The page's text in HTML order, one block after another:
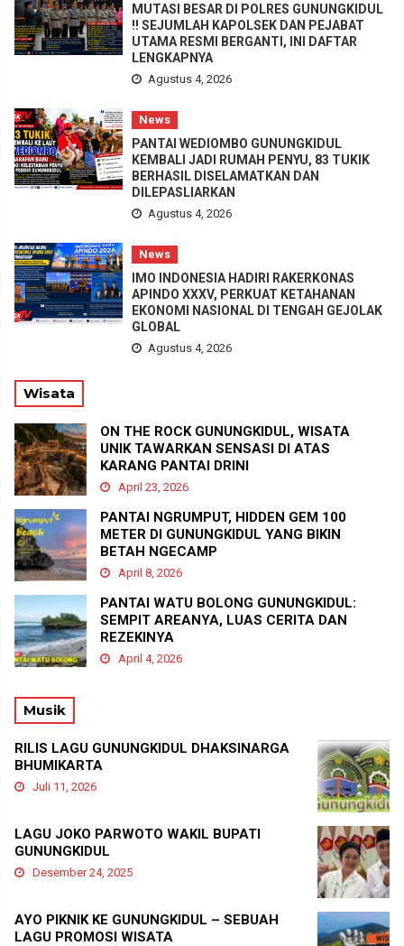
MUTASI BESAR DI POLRES GUNUNGKIDUL
!! SEJUMLAH KAPOLSEK DAN PEJABAT
UTAMA RESMI BERGANTI, INI DAFTAR
LENGKAPNYA
Agustus 4, 2026
News
PANTAI WEDIOMBO GUNUNGKIDUL
KEMBALI JADI RUMAH PENYU, 83 TUKIK
BERHASIL DISELAMATKAN DAN
DILEPASLIARKAN
Agustus 4, 2026
News
IMO INDONESIA HADIRI RAKERKONAS
APINDO XXXV, PERKUAT KETAHANAN
EKONOMI NASIONAL DI TENGAH GEJOLAK
GLOBAL
Agustus 4, 2026
Wisata
ON THE ROCK GUNUNGKIDUL, WISATA
UNIK TAWARKAN SENSASI DI ATAS
KARANG PANTAI DRINI
April 23, 2026
PANTAI NGRUMPUT, HIDDEN GEM 100
METER DI GUNUNGKIDUL YANG BIKIN
BETAH NGECAMP
April 8, 2026
PANTAI WATU BOLONG GUNUNGKIDUL:
SEMPIT AREANYA, LUAS CERITA DAN
REZEKINYA
April 4, 2026
Musik
RILIS LAGU GUNUNGKIDUL DHAKSINARGA
BHUMIKARTA
Juli 11, 2026
LAGU JOKO PARWOTO WAKIL BUPATI
GUNUNGKIDUL
Desember 24, 2025
AYO PIKNIK KE GUNUNGKIDUL – SEBUAH
LAGU PROMOSI WISATA